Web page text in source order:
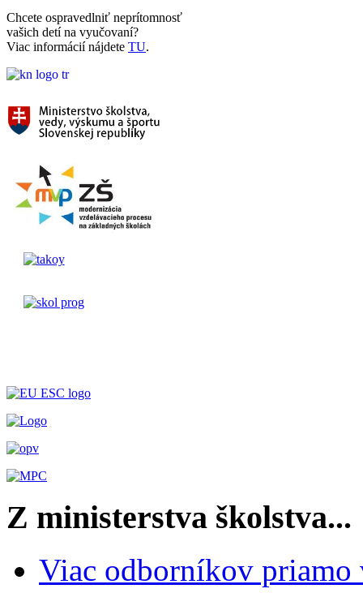
Chcete ospravedlniť neprítomnosť
vašich detí na vyučovaní?
Viac informácií nájdete TU.
Z ministerstva školstva...
Viac odborníkov priamo